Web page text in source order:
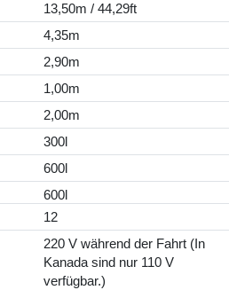
13,50m / 44,29ft
4,35m
2,90m
1,00m
2,00m
300l
600l
600l
12
220 V während der Fahrt (In
Kanada sind nur 110 V
verfügbar.)